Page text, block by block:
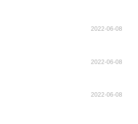
2022-06-08
2022-06-08
2022-06-08